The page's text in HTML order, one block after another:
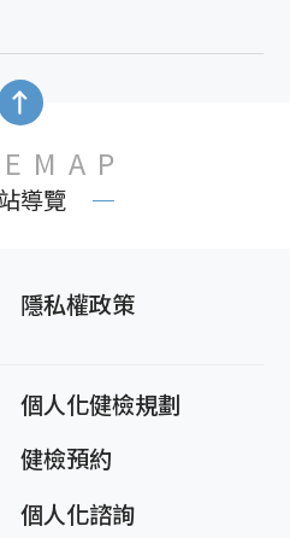
導覽
隱私權政策
個人化健檢規劃
健檢預約
個人化諮詢